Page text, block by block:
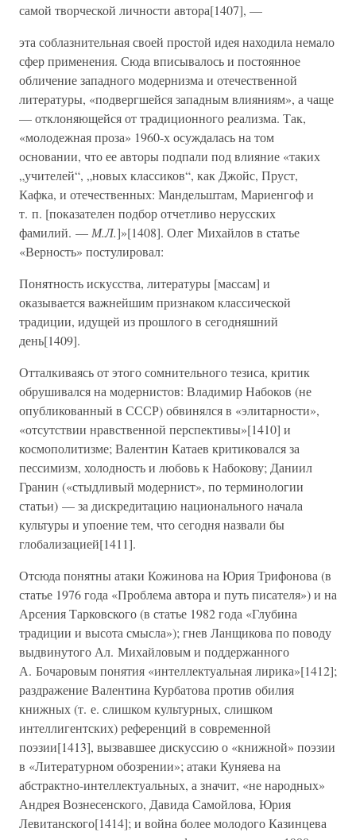
самой творческой личности автора[1407], —
эта соблазнительная своей простой идея находила немало
сфер применения. Сюда вписывалось и постоянное
обличение западного модернизма и отечественной
литературы, «подвергшейся западным влияниям», а чаще
— отклоняющейся от традиционного реализма. Так,
«молодежная проза» 1960-х осуждалась на том
основании, что ее авторы подпали под влияние «таких
„учителей“, „новых классиков“, как Джойс, Пруст,
Кафка, и отечественных: Мандельштам, Мариенгоф и
т. п. [показателен подбор отчетливо нерусских
фамилий. — М.Л.]»[1408]. Олег Михайлов в статье
«Верность» постулировал:
Понятность искусства, литературы [массам] и
оказывается важнейшим признаком классической
традиции, идущей из прошлого в сегодняшний
день[1409].
Отталкиваясь от этого сомнительного тезиса, критик
обрушивался на модернистов: Владимир Набоков (не
опубликованный в СССР) обвинялся в «элитарности»,
«отсутствии нравственной перспективы»[1410] и
космополитизме; Валентин Катаев критиковался за
пессимизм, холодность и любовь к Набокову; Даниил
Гранин («стыдливый модернист», по терминологии
статьи) — за дискредитацию национального начала
культуры и упоение тем, что сегодня назвали бы
глобализацией[1411].
Отсюда понятны атаки Кожинова на Юрия Трифонова (в
статье 1976 года «Проблема автора и путь писателя») и на
Арсения Тарковского (в статье 1982 года «Глубина
традиции и высота смысла»); гнев Ланщикова по поводу
выдвинутого Ал. Михайловым и поддержанного
А. Бочаровым понятия «интеллектуальная лирика»[1412];
раздражение Валентина Курбатова против обилия
книжных (т. е. слишком культурных, слишком
интеллигентских) референций в современной
поэзии[1413], вызвавшее дискуссию о «книжной» поэзии
в «Литературном обозрении»; атаки Куняева на
абстрактно-интеллектуальных, а значит, «не народных»
Андрея Вознесенского, Давида Самойлова, Юрия
Левитанского[1414]; и война более молодого Казинцева